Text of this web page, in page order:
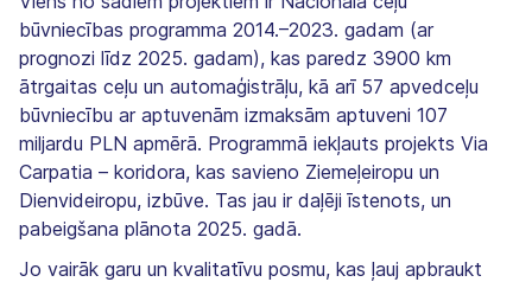
būvniecības programma 2014.–2023. gadam (ar
prognozi līdz 2025. gadam), kas paredz 3900 km
ātrgaitas ceļu un automaģistrāļu, kā arī 57 apvedceļu
būvniecību ar aptuvenām izmaksām aptuveni 107
miljardu PLN apmērā. Programmā iekļauts projekts Via
Carpatia – koridora, kas savieno Ziemeļeiropu un
Dienvideiropu, izbūve. Tas jau ir daļēji īstenots, un
pabeigšana plānota 2025. gadā.
Jo vairāk garu un kvalitatīvu posmu, kas ļauj apbraukt